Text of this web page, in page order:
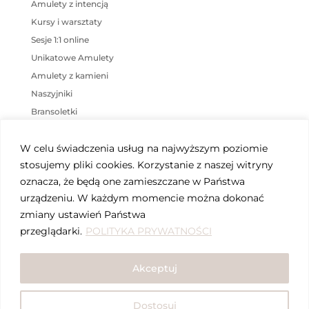
W celu świadczenia usług na najwyższym poziomie
stosujemy pliki cookies. Korzystanie z naszej witryny
oznacza, że będą one zamieszczane w Państwa
urządzeniu. W każdym momencie można dokonać
zmiany ustawień Państwa
przeglądarki. POLITYKA PRYWATNOŚCI
Dostosuj
Akceptuj
stronie
produktu
Amulety z intencją
Kursy i warsztaty
Sesje 1:1 online
Unikatowe Amulety
Amulety z kamieni
Naszyjniki
Bransoletki
KOSZYK
Brak produktów w koszyku.
ZNACZNIKI PRODUKTU
ametyst amulet awenturyn cytryn
harmonia
jaspis
Joga Czakry Bioenergoterapia Reiki